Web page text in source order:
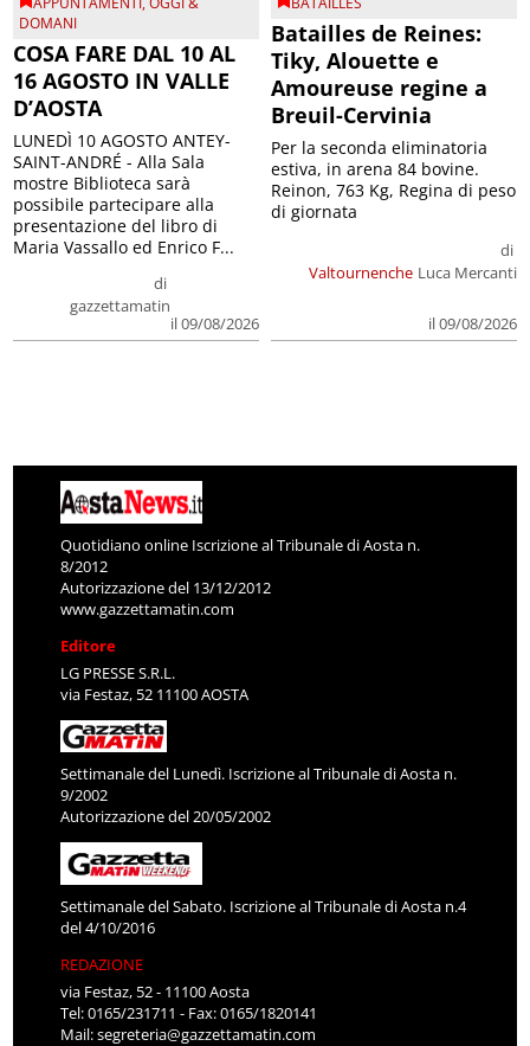
DOMANI
COSA FARE DAL 10 AL
16 AGOSTO IN VALLE
D’AOSTA
di
gazzettamatin
il 09/08/2026
LUNEDÌ 10 AGOSTO ANTEY-
SAINT-ANDRÉ - Alla Sala
mostre Biblioteca sarà
possibile partecipare alla
presentazione del libro di
Maria Vassallo ed Enrico F...
Batailles de Reines:
Tiky, Alouette e
Amoureuse regine a
Breuil-Cervinia
Valtournenche
di
Luca Mercanti
il 09/08/2026
Per la seconda eliminatoria
estiva, in arena 84 bovine.
Reinon, 763 Kg, Regina di peso
di giornata
Quotidiano online Iscrizione al Tribunale di Aosta n.
8/2012
Autorizzazione del 13/12/2012
www.gazzettamatin.com
Editore
LG PRESSE S.R.L.
via Festaz, 52 11100 AOSTA
Settimanale del Lunedì. Iscrizione al Tribunale di Aosta n.
9/2002
Autorizzazione del 20/05/2002
Settimanale del Sabato. Iscrizione al Tribunale di Aosta n.4
del 4/10/2016
REDAZIONE
via Festaz, 52 - 11100 Aosta
Tel: 0165/231711 - Fax: 0165/1820141
Mail:segreteria@gazzettamatin.com